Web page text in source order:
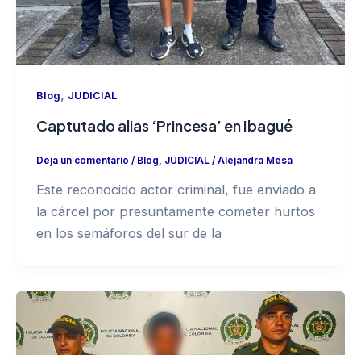
Blog, JUDICIAL
Captutado alias ‘Princesa’ en Ibagué
Deja un comentario / Blog, JUDICIAL/ Alejandra Mesa
Este reconocido actor criminal, fue enviado a
la cárcel por presuntamente cometer hurtos
en los semáforos del sur de la